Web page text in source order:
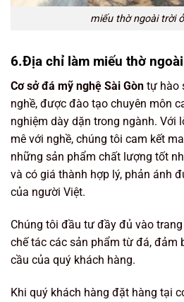
miếu thờ ngoài trời
6.Địa chỉ làm miếu thờ
Cơ sở đá mỹ nghệ Sài Gòn tự hào
nghề, được đào tạo chuyên môn
nghiệm dày dặn trong ngành. Với
mê với nghề, chúng tôi cam kết
những sản phẩm chất lượng tốt
và có giá thành hợp lý, phản ánh
của người Việt.
Chúng tôi đầu tư đầy đủ vào
chế tác các sản phẩm từ đá, đảm
cầu của quý khách hàng.
Khi quý khách hàng đặt hàng tại